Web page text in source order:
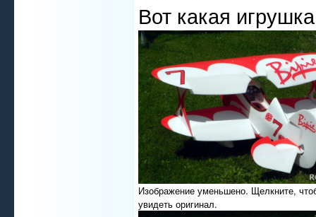
Вот какая
Изображение уменьшено. Щелкните,
увидеть оригинал.